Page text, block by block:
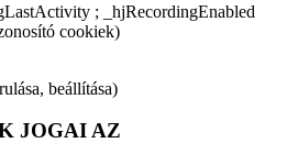
; _hjRecordingEnabled
cookiek)
beállítása)
JOGAI AZ